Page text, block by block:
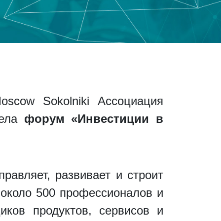
Sokolniki Ассоциация
форум «Инвестиции в
развивает и строит
500 профессионалов и
продуктов, сервисов и